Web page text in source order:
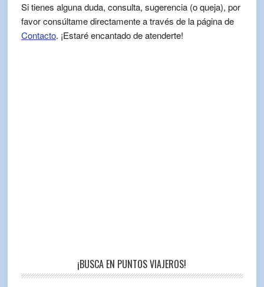
Si tienes alguna duda, consulta, sugerencia (o queja), por
favor consúltame directamente a través de la página de
Contacto. ¡Estaré encantado de atenderte!
¡BUSCA EN PUNTOS VIAJEROS!